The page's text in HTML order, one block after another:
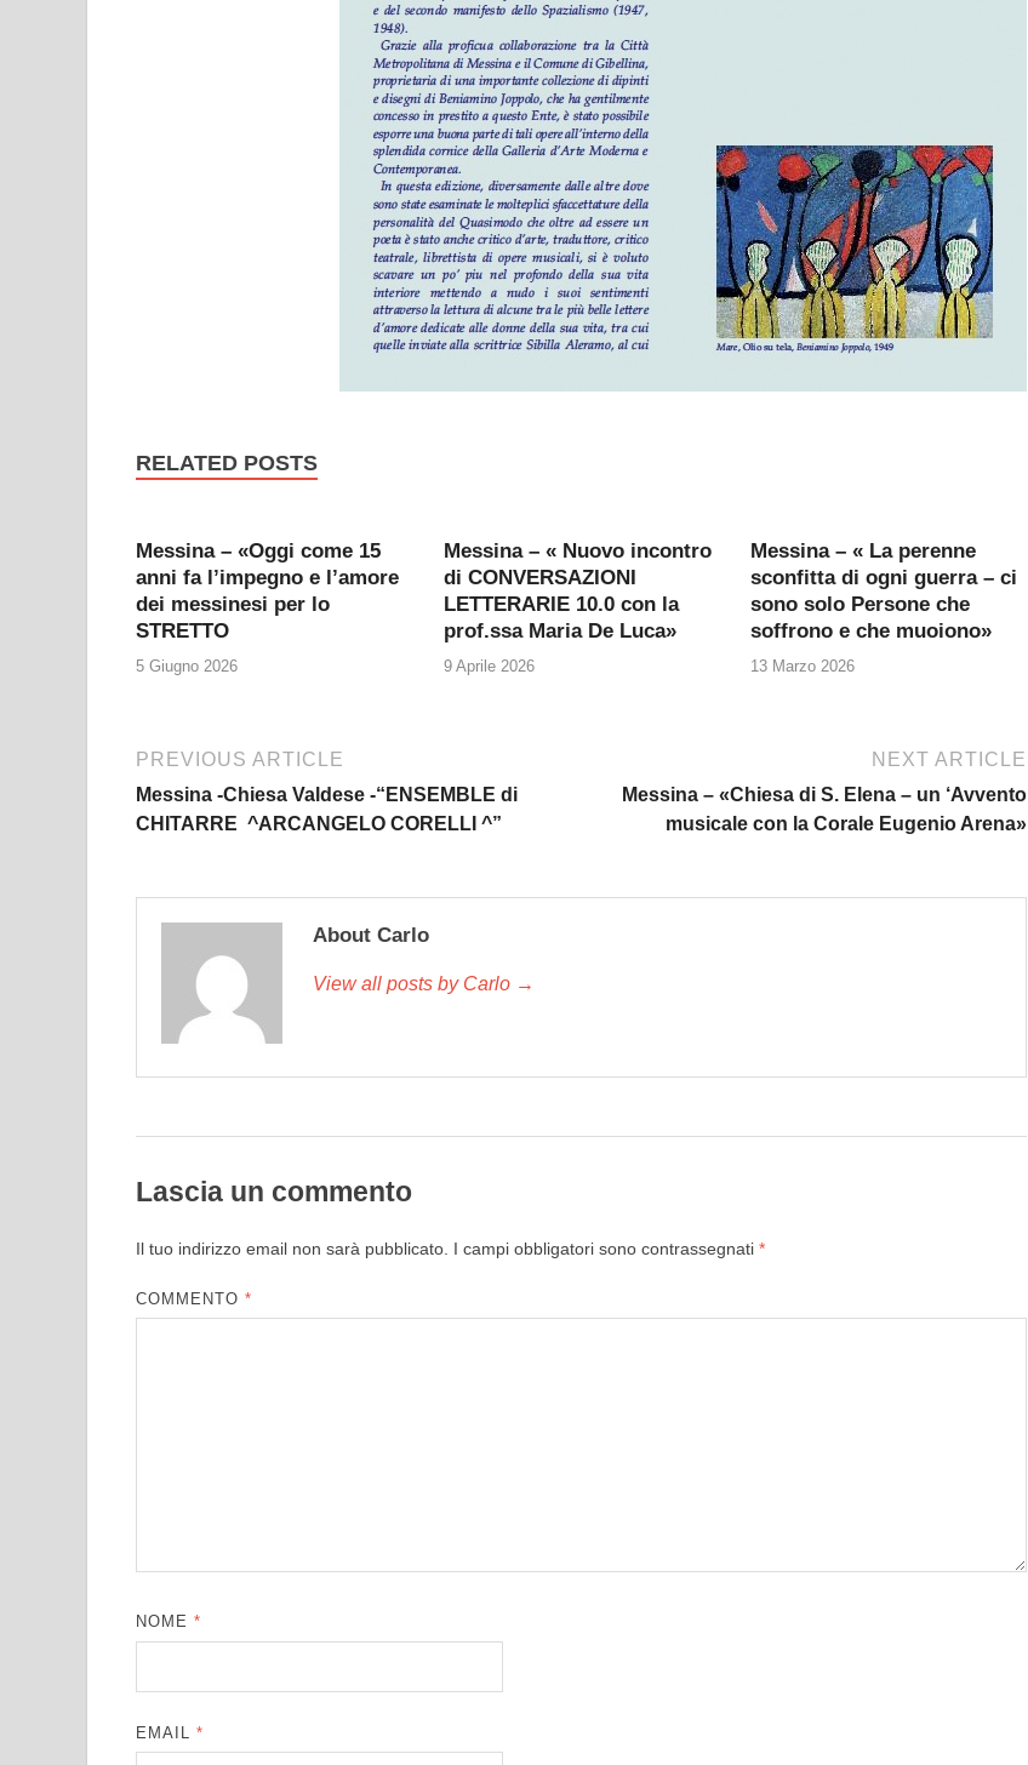
RELATED POSTS
Messina – «Oggi come 15
anni fa l’impegno e l’amore
dei messinesi per lo
STRETTO
5 Giugno 2026
Messina – « Nuovo incontro
di CONVERSAZIONI
LETTERARIE 10.0 con la
prof.ssa Maria De Luca»
9 Aprile 2026
Messina – « La perenne
sconfitta di ogni guerra – ci
sono solo Persone che
soffrono e che muoiono»
13 Marzo 2026
PREVIOUS ARTICLE
Messina -Chiesa Valdese -“ENSEMBLE di
CHITARRE ^ARCANGELO CORELLI ^”
NEXT ARTICLE
Messina – «Chiesa di S. Elena – un ‘Avvento
musicale con la Corale Eugenio Arena»
About Carlo
View all posts by Carlo →
Lascia un commento
Il tuo indirizzo email non sarà pubblicato. I campi obbligatori sono contrassegnati *
COMMENTO*
NOME*
EMAIL*